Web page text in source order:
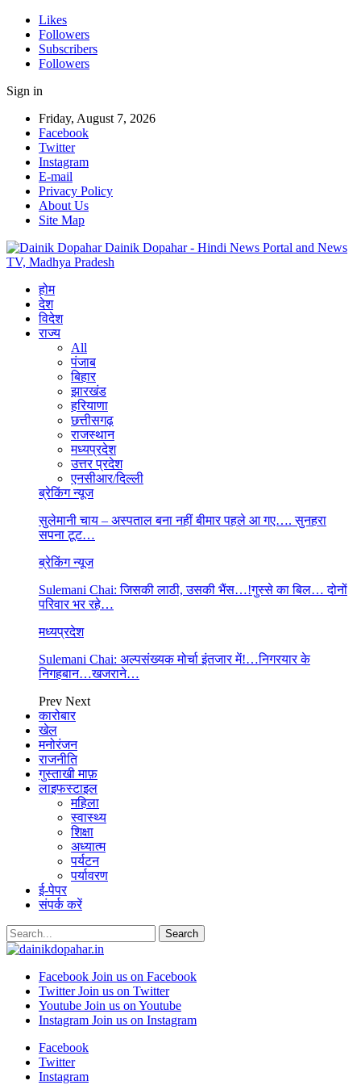
Likes
Followers
Subscribers
Followers
Sign in
Friday, August 7, 2026
Facebook
Twitter
Instagram
E-mail
Privacy Policy
About Us
Site Map
Dainik Dopahar - Hindi News Portal and News
TV, Madhya Pradesh
होम
देश
विदेश
राज्य
All
पंजाब
बिहार
झारखंड
हरियाणा
छत्तीसगढ़
राजस्थान
मध्यप्रदेश
उत्तर प्रदेश
एनसीआर/दिल्ली
ब्रेकिंग न्यूज
सुलेमानी चाय – अस्पताल बना नहीं बीमार पहले आ गए…. सुनहरा
सपना टूट…
ब्रेकिंग न्यूज
Sulemani Chai: जिसकी लाठी, उसकी भैंस…!गुस्से का बिल… दोनों
परिवार भर रहे…
मध्यप्रदेश
Sulemani Chai: अल्पसंख्यक मोर्चा इंतजार में!…निगरयार के
निगहबान…खजराने…
Prev Next
कारोबार
खेल
मनोरंजन
राजनीति
गुस्ताखी माफ़
लाइफस्टाइल
महिला
स्वास्थ्य
शिक्षा
अध्यात्म
पर्यटन
पर्यावरण
ई-पेपर
संपर्क करें
Facebook Join us on Facebook
Twitter Join us on Twitter
Youtube Join us on Youtube
Instagram Join us on Instagram
Facebook
Twitter
Instagram